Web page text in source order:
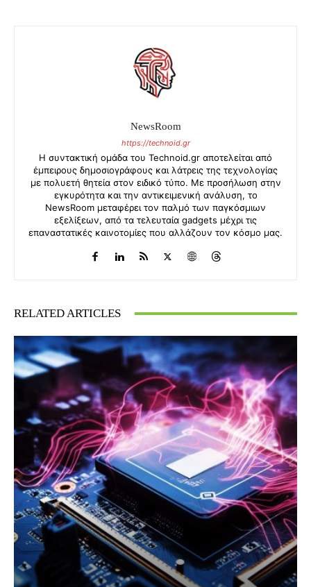
NewsRoom
https://technoid.gr
Η συντακτική ομάδα του Technoid.gr αποτελείται από
έμπειρους δημοσιογράφους και λάτρεις της τεχνολογίας
με πολυετή θητεία στον ειδικό τύπο. Με προσήλωση στην
εγκυρότητα και την αντικειμενική ανάλυση, το
NewsRoom μεταφέρει τον παλμό των παγκόσμιων
εξελίξεων, από τα τελευταία gadgets μέχρι τις
επαναστατικές καινοτομίες που αλλάζουν τον κόσμο μας.
RELATED ARTICLES